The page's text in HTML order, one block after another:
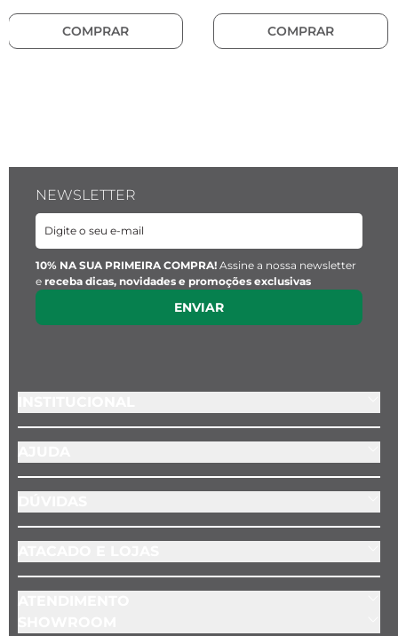
COMPRAR COMPRAR
NEWSLETTER
10% NA SUA PRIMEIRA COMPRA! Assine a nossa newsletter
e receba dicas, novidades e promoções exclusivas
ENVIAR